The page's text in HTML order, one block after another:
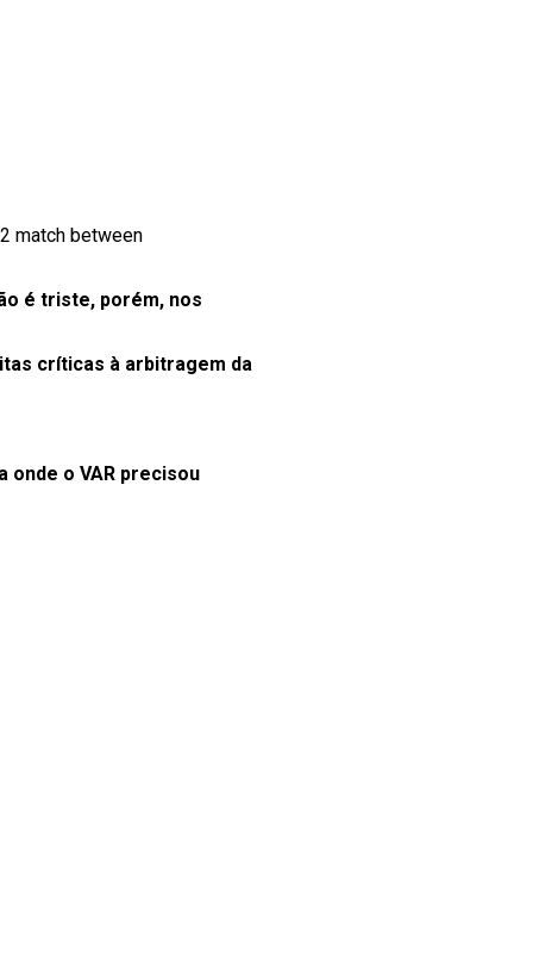
match between
é triste, porém, nos
críticas à arbitragem da
onde o VAR precisou